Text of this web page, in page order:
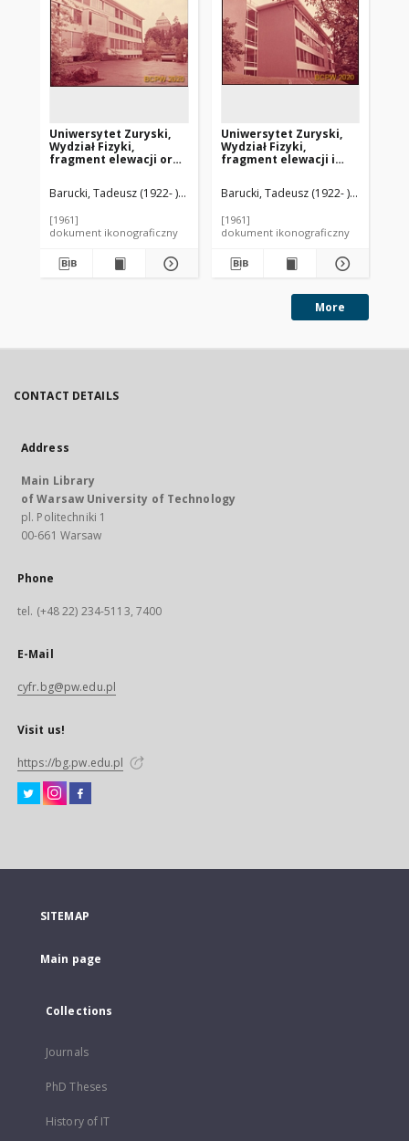
Uniwersytet Zuryski,
Wydział Fizyki,
fragment elewacji oraz
Zurych, Szwajcaria
Barucki, Tadeusz (1922- ). Fotograf
[1961]
dokument ikonograficzny
Uniwersytet Zuryski,
Wydział Fizyki,
fragment elewacji i
Zurych, Szwajcaria
Barucki, Tadeusz (1922- ). Fotograf
[1961]
dokument ikonograficzny
More
CONTACT DETAILS
Address
Main Library
of Warsaw University of Technology
pl. Politechniki 1
00-661 Warsaw
Phone
tel. (+48 22) 234-5113, 7400
E-Mail
cyfr.bg@pw.edu.pl
Visit us!
https://bg.pw.edu.pl
SITEMAP
Main page
Collections
Journals
PhD Theses
History of IT